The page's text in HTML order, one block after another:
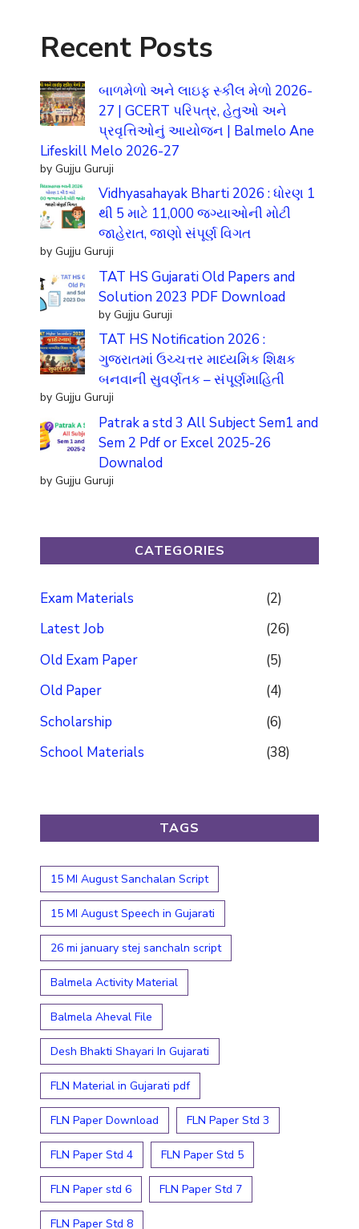
Recent Posts
બાળમેળો અને લાઇફ સ્કીલ મેળો 2026-
27 | GCERT પરિપત્ર, હેતુઓ અને
પ્રવૃત્તિઓનું આયોજન | Balmelo Ane
Lifeskill Melo 2026-27
by Gujju Guruji
Vidhyasahayak Bharti 2026 : ધોરણ 1
થી 5 માટે 11,000 જગ્યાઓની મોટી
જાહેરાત, જાણો સંપૂર્ણ વિગત
by Gujju Guruji
TAT HS Gujarati Old Papers and
Solution 2023 PDF Download
by Gujju Guruji
TAT HS Notification 2026 :
ગુજરાતમાં ઉચ્ચત્તર માધ્યમિક શિક્ષક
બનવાની સુવર્ણતક – સંપૂર્ણમાહિતી
by Gujju Guruji
Patrak a std 3 All Subject Sem1 and
Sem 2 Pdf or Excel 2025-26
Downalod
by Gujju Guruji
CATEGORIES
Exam Materials
(2)
Latest Job
(26)
Old Exam Paper
(5)
Old Paper
(4)
Scholarship
(6)
School Materials
(38)
TAGS
15 MI August Sanchalan Script
15 MI August Speech in Gujarati
26 mi january stej sanchaln script
Balmela Activity Material
Balmela Aheval File
Desh Bhakti Shayari In Gujarati
FLN Material in Gujarati pdf
FLN Paper Download FLN Paper Std 3
FLN Paper Std 4 FLN Paper Std 5
FLN Paper std 6 FLN Paper Std 7
FLN Paper Std 8